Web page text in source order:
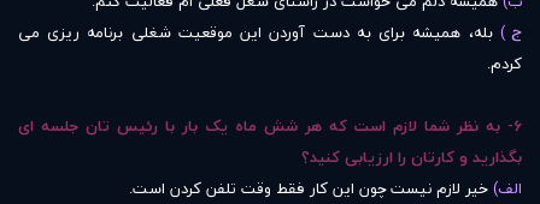
ج ) بله، همیشه برای به دست آوردن این موقعیت شغلی برنامه ریزی می
کردم.
6- به نظر شما لازم است که هر شش ماه یک بار با رئیس تان جلسه ای
بگذارید و کارتان را ارزیابی کنید؟
الف)خیر لازم نیست چون این کار فقط وقت تلفن کردن است.